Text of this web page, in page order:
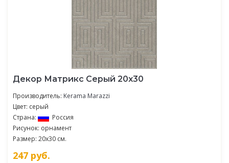
Декор Матрикс Серый 20х30
Производитель: Kerama Marazzi
Цвет: серый
Страна:
Россия
Рисунок: орнамент
Размер: 20x30 см.
247 руб.